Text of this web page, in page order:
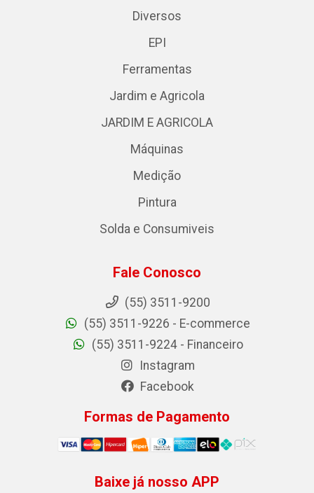
Diversos
EPI
Ferramentas
Jardim e Agricola
JARDIM E AGRICOLA
Máquinas
Medição
Pintura
Solda e Consumiveis
Fale Conosco
(55) 3511-9200
(55) 3511-9226 - E-commerce
(55) 3511-9224 - Financeiro
Instagram
Facebook
Formas de Pagamento
Baixe já nosso APP